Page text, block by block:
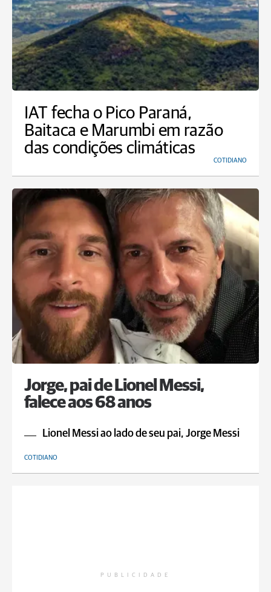
IAT fecha o Pico Paraná,
Baitaca e Marumbi em razão
das condições climáticas
COTIDIANO
Jorge, pai de Lionel Messi,
falece aos 68 anos
Lionel Messi ao lado de seu pai, Jorge Messi
COTIDIANO
PUBLICIDADE